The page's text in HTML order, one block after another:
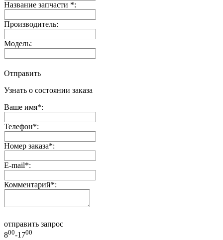
Название запчасти *:
Производитель:
Модель:
Отправить
Узнать о состоянии заказа
Ваше имя*:
Телефон*:
Номер заказа*:
E-mail*:
Комментарий*:
отправить запрос
800-1700